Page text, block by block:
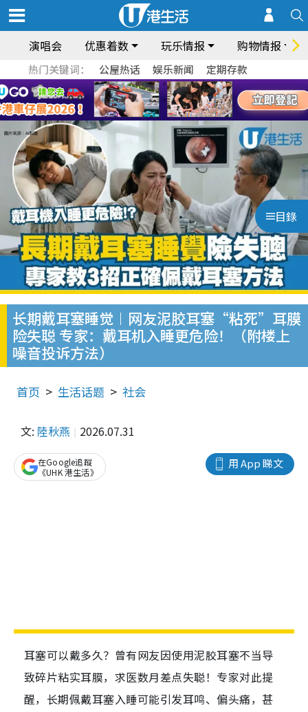
演唱会 优惠着数 玩乐情报 购物情报
热门关键词： 公屋热话 娱乐新闻 定期存款
目錄
长期戴耳塞睡觉︱网友泥胶耳塞“粘死”耳膜
险失聪 专家：戴耳机入睡更危险！（附楼上
噪音投诉方法）
首页 生活话题 社会
文: 陸秋燕 2026.07.31
用 App 睇文
在Google追蹤
《UHK 港生活》
耳塞可以戴多久？曾有网友因使用泥胶耳塞不当导
致碎片粘实耳膜，求医数月差点失聪！专家对此提
醒，长期佩戴耳塞入睡可能引发耳鸣、偏头痛，甚